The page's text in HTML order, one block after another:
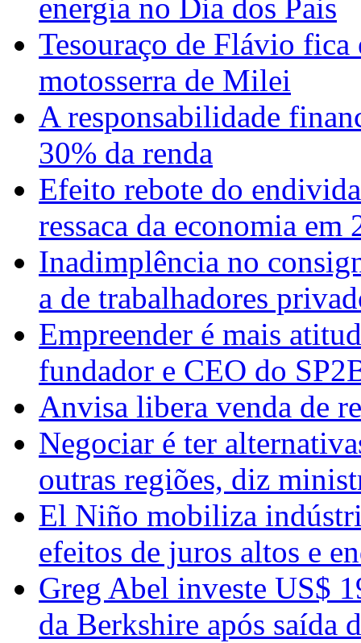
energia no Dia dos Pais
Tesouraço de Flávio fica
motosserra de Milei
A responsabilidade
30% da renda
Efeito rebote do
ressaca da economia em
Inadimplência no
a de trabalhadores
Empreender é mais
fundador e CEO do
Anvisa libera venda de
Negociar é ter
outras regiões, diz
El Niño mobiliza
efeitos de juros altos e
Greg Abel investe US$
da Berkshire após saída